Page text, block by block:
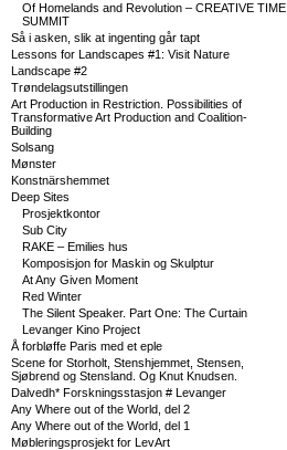
Of Homelands and Revolution – CREATIVE TIME
SUMMIT
Så i asken, slik at ingenting går tapt
Lessons for Landscapes #1: Visit Nature
Landscape #2
Trøndelagsutstillingen
Art Production in Restriction. Possibilities of
Transformative Art Production and Coalition-
Building
Solsang
Mønster
Konstnärshemmet
Deep Sites
Prosjektkontor
Sub City
RAKE – Emilies hus
Komposisjon for Maskin og Skulptur
At Any Given Moment
Red Winter
The Silent Speaker. Part One: The Curtain
Levanger Kino Project
Å forbløffe Paris med et eple
Scene for Storholt, Stenshjemmet, Stensen,
Sjøbrend og Stensland. Og Knut Knudsen.
Dalvedh* Forskningsstasjon # Levanger
Any Where out of the World, del 2
Any Where out of the World, del 1
Møbleringsprosjekt for LevArt